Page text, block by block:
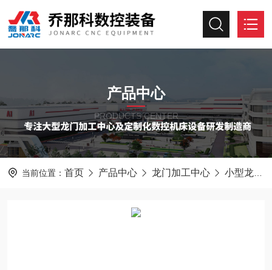
产品中心
PRODUCTS CENTER
当前位置： 首页 产品中心 龙门加工中心 小型龙门加工中心